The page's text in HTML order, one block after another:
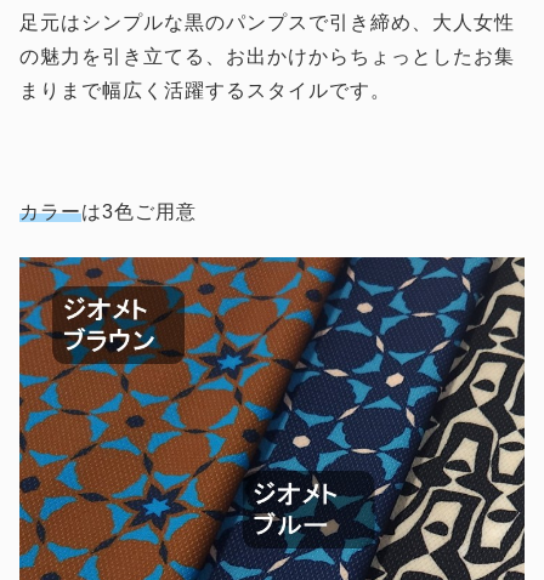
足元はシンプルな黒のパンプスで引き締め、大人女性
の魅力を引き立てる、お出かけからちょっとしたお集
まりまで幅広く活躍するスタイルです。
カラーは3色ご用意